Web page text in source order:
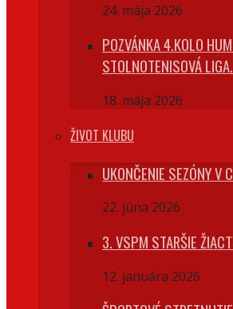
24. mája 2026
POZVÁNKA 4.KOLO
STOLNOTENISOVÁ LIGA.
18. mája 2026
ŽIVOT KLUBU
UKONČENIE SEZÓNY V
22. júna 2026
3. VSPM STARŠIE
12. januára 2026